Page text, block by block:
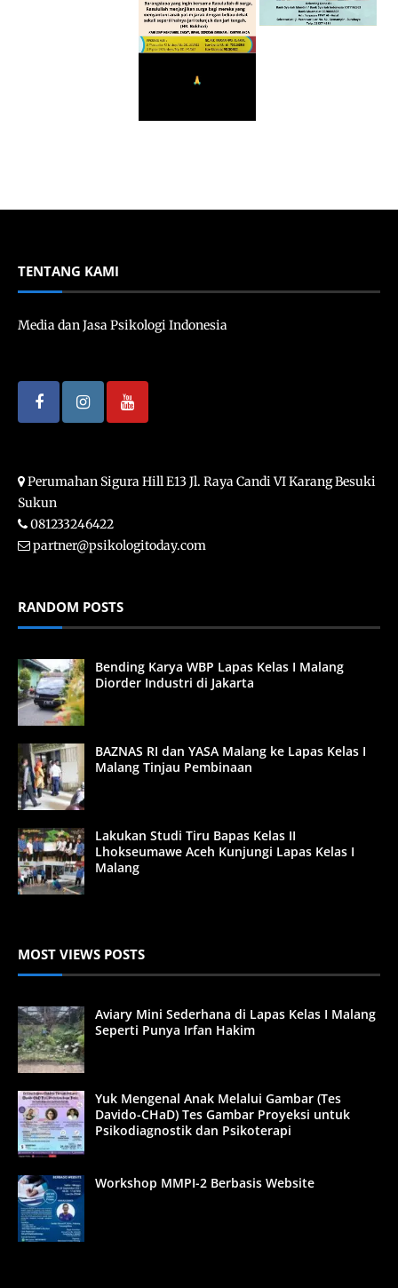
TENTANG KAMI
Media dan Jasa Psikologi Indonesia
Perumahan Sigura Hill E13 Jl. Raya Candi VI Karang Besuki
Sukun
081233246422
partner@psikologitoday.com
RANDOM POSTS
Bending Karya WBP Lapas Kelas I Malang
Diorder Industri di Jakarta
BAZNAS RI dan YASA Malang ke Lapas Kelas I
Malang Tinjau Pembinaan
Lakukan Studi Tiru Bapas Kelas II
Lhokseumawe Aceh Kunjungi Lapas Kelas I
Malang
MOST VIEWS POSTS
Aviary Mini Sederhana di Lapas Kelas I Malang
Seperti Punya Irfan Hakim
Yuk Mengenal Anak Melalui Gambar (Tes
Davido-CHaD) Tes Gambar Proyeksi untuk
Psikodiagnostik dan Psikoterapi
Workshop MMPI-2 Berbasis Website